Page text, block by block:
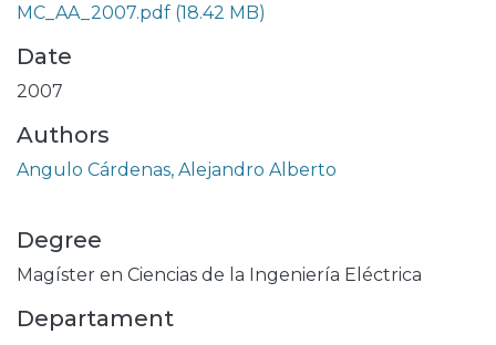
MC_AA_2007.pdf (18.42 MB)
Date
2007
Authors
Angulo Cárdenas, Alejandro Alberto
Degree
Magíster en Ciencias de la Ingeniería Eléctrica
Departament